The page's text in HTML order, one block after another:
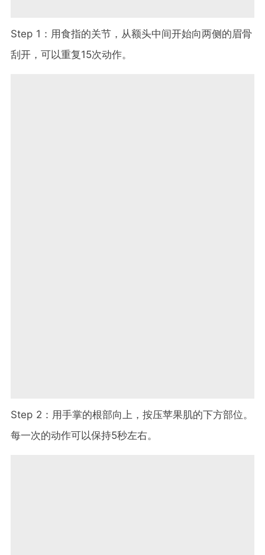
Step 1：用食指的关节，从额头中间开始向两侧的眉骨
刮开，可以重复15次动作。
Step 2：用手掌的根部向上，按压苹果肌的下方部位。
每一次的动作可以保持5秒左右。